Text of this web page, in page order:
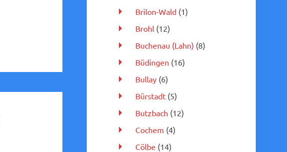
Brilon-Wald(1)
Brohl(12)
Buchenau (Lahn) (8)
Büdingen (16)
Bullay(6)
Bürstadt(5)
Butzbach (12)
Cochem (4)
Cölbe (14)